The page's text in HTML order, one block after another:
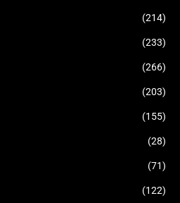
(214)
(233)
(266)
(203)
(155)
(28)
(71)
(122)